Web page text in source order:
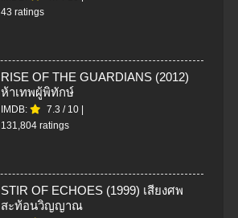
43 ratings
RISE OF THE GUARDIANS (2012)
ห้าเทพผู้พิทักษ์
IMDB: 7.3 / 10 |
131,804 ratings
STIR OF ECHOES (1999) เสียงศพ
สะท้อนวิญญาณ